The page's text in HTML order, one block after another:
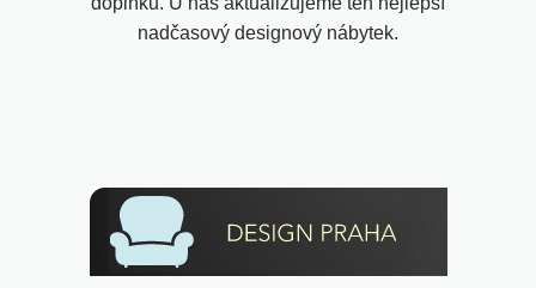
nadčasový designový nábytek.